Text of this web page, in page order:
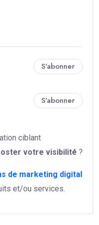
S'abonner
S'abonner
ciblant
votre visibilité ?
de marketing digital
et/ou services.